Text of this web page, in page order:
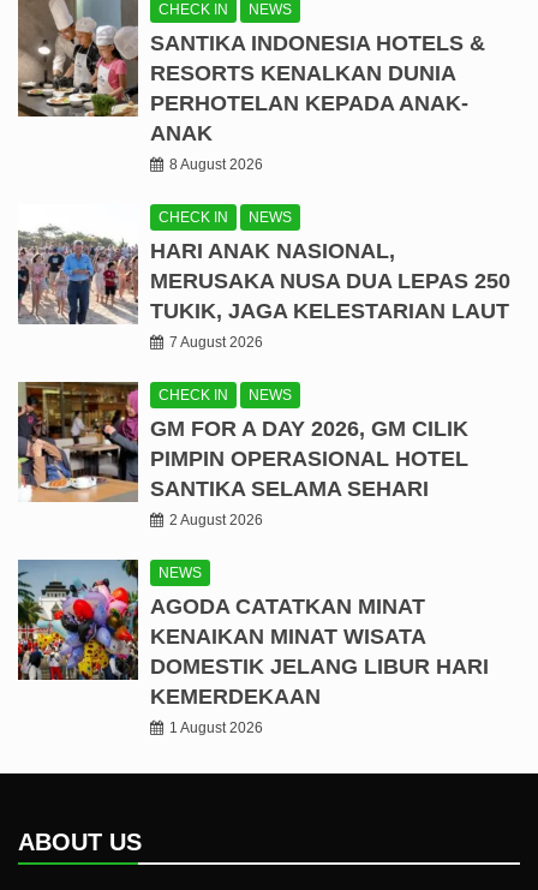
CHECK IN NEWS
SANTIKA INDONESIA HOTELS &
RESORTS KENALKAN DUNIA
PERHOTELAN KEPADA ANAK-
ANAK
8 August 2026
CHECK IN NEWS
HARI ANAK NASIONAL,
MERUSAKA NUSA DUA LEPAS 250
TUKIK, JAGA KELESTARIAN LAUT
7 August 2026
CHECK IN NEWS
GM FOR A DAY 2026, GM CILIK
PIMPIN OPERASIONAL HOTEL
SANTIKA SELAMA SEHARI
2 August 2026
NEWS
AGODA CATATKAN MINAT
KENAIKAN MINAT WISATA
DOMESTIK JELANG LIBUR HARI
KEMERDEKAAN
1 August 2026
ABOUT US